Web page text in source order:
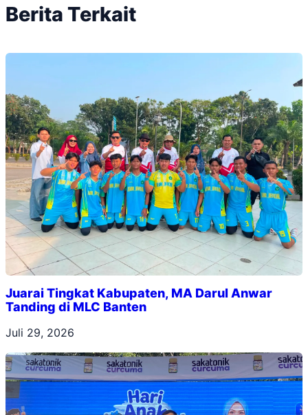
Berita Terkait
Juarai Tingkat Kabupaten, MA Darul Anwar
Tanding di MLC Banten
Juli 29, 2026